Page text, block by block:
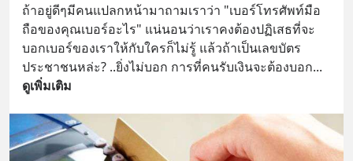
ถ้าอยู่ดีๆมีคนแปลกหน้ามาถามเราว่า "เบอร์โทรศัพท์มือ
ถือของคุณเบอร์อะไร" แน่นอนว่าเราคงต้องปฏิเสธที่จะ
บอกเบอร์ของเราให้กับใครก็ไม่รู้ แล้วถ้าเป็นเลขบัตร
ประชาชนหล่ะ? ..ยิ่งไม่บอก การที่คนรับเงินจะต้องบอก...
ดูเพิ่มเติม